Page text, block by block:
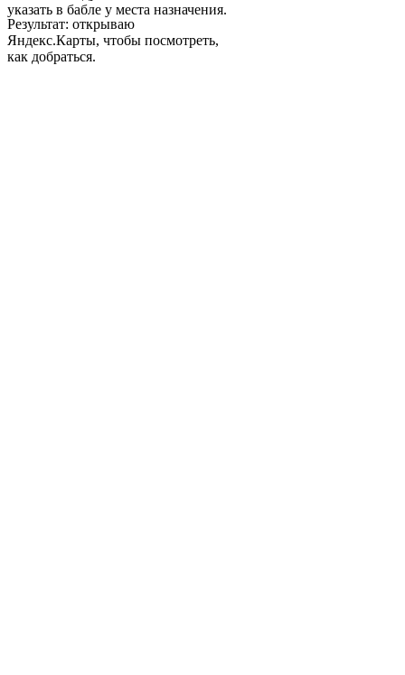
указать в бабле у места назначения.
Результат: открываю
Яндекс.Карты, чтобы посмотреть,
как добраться.